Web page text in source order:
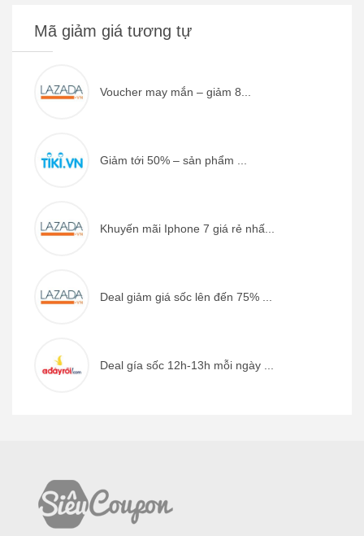
Mã giảm giá tương tự
Voucher may mắn – giảm 8...
Giảm tới 50% – sản phẩm ...
Khuyến mãi Iphone 7 giá rẻ nhấ...
Deal giảm giá sốc lên đến 75% ...
Deal gía sốc 12h-13h mỗi ngày ...